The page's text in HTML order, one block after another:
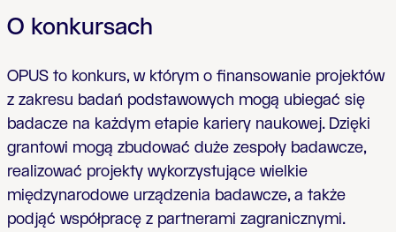
O konkursach
OPUS to konkurs, w którym o finansowanie projektów
z zakresu badań podstawowych mogą ubiegać się
badacze na każdym etapie kariery naukowej. Dzięki
grantowi mogą zbudować duże zespoły badawcze,
realizować projekty wykorzystujące wielkie
międzynarodowe urządzenia badawcze, a także
podjąć współpracę z partnerami zagranicznymi.